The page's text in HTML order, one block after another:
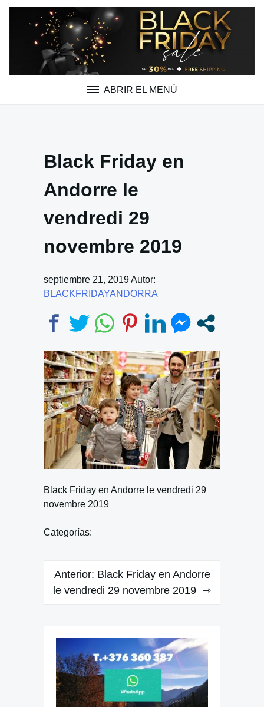
Saltar
ABRIR EL MENÚ
Black Friday en
Andorre le
vendredi 29
novembre 2019
septiembre 21, 2019Autor:
BLACKFRIDAYANDORRA
Black Friday en Andorre le vendredi 29
novembre 2019
Categorías:
Navegación
de
Anterior: Black Friday en Andorre
le vendredi 29 novembre 2019